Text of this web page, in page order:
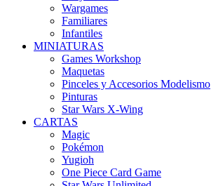
Wargames
Familiares
Infantiles
MINIATURAS
Games Workshop
Maquetas
Pinceles y Accesorios Modelismo
Pinturas
Star Wars X-Wing
CARTAS
Magic
Pokémon
Yugioh
One Piece Card Game